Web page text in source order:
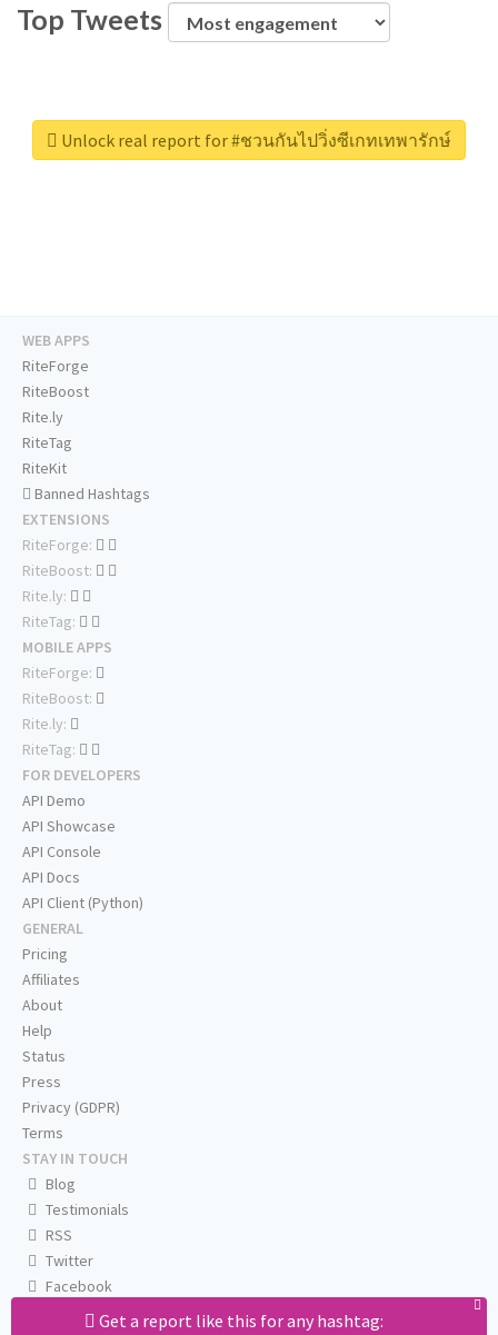
Top Tweets
Unlock real report for #ชวนกันไปวิ่งซีเกทเทพารักษ์
Get a report like this for any hashtag:
WEB APPS
RiteForge
RiteBoost
Rite.ly
RiteTag
RiteKit
Banned Hashtags
EXTENSIONS
RiteForge:
RiteBoost:
Rite.ly:
RiteTag:
MOBILE APPS
RiteForge:
RiteBoost:
Rite.ly:
RiteTag:
FOR DEVELOPERS
API Demo
API Showcase
API Console
API Docs
API Client (Python)
GENERAL
Pricing
Affiliates
About
Help
Status
Press
Privacy (GDPR)
Terms
STAY IN TOUCH
Blog
Testimonials
RSS
Twitter
Facebook
Email us